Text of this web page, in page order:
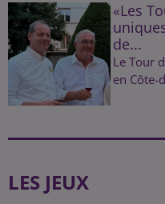
«Les
de...
Le Tour
en
LES JEUX